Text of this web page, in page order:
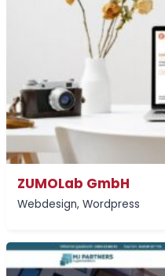
ZUMOLab GmbH
Webdesign, Wordpress